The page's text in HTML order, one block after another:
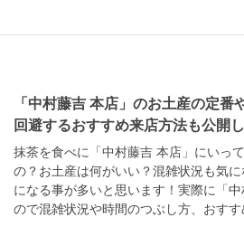
「中村藤吉 本店」のお土産の定
回避するおすすめ来店方法も公開し
抹茶を食べに「中村藤吉 本店」にいっ
の？お土産は何がいい？混雑状況も気
になる事が多いと思います！実際に「
ので混雑状況や時間のつぶし方、おすす